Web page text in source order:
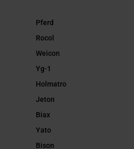
Pferd
Rocol
Weicon
Yg-1
Holmatro
Jeton
Biax
Yato
Bison